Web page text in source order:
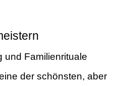
und Familienrituale
der schönsten, aber